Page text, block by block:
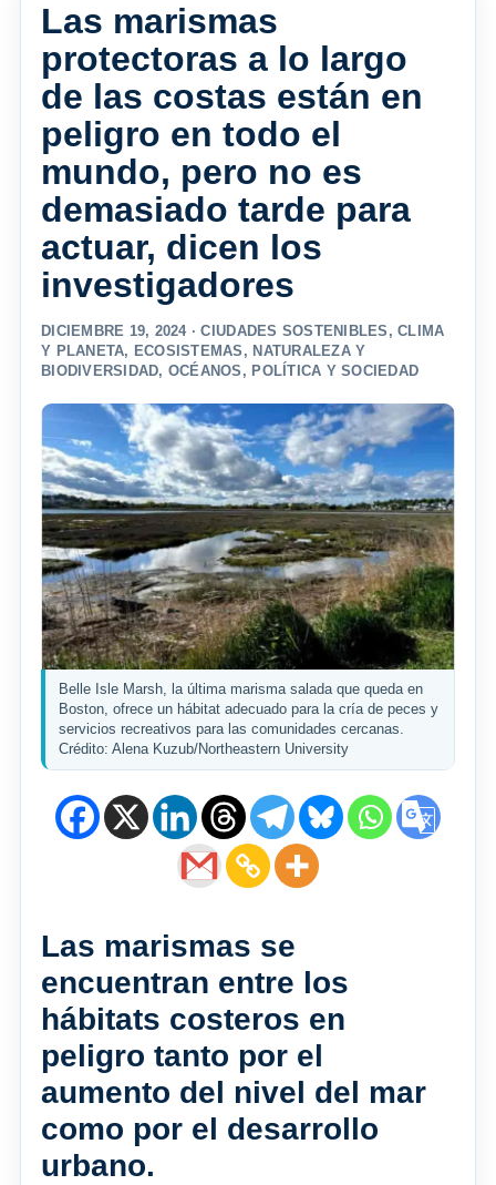
Las marismas
protectoras a lo largo
de las costas están en
peligro en todo el
mundo, pero no es
demasiado tarde para
actuar, dicen los
investigadores
DICIEMBRE 19, 2024 ·CIUDADES SOSTENIBLES ,CLIMA
Y PLANETA, ECOSISTEMAS , NATURALEZA Y
BIODIVERSIDAD, OCÉANOS , POLÍTICA Y SOCIEDAD
Belle Isle Marsh, la última marisma salada que queda en
Boston, ofrece un hábitat adecuado para la cría de peces y
servicios recreativos para las comunidades cercanas.
Crédito: Alena Kuzub/Northeastern University
Las marismas se
encuentran entre los
hábitats costeros en
peligro tanto por el
aumento del nivel del mar
como por el desarrollo
urbano.